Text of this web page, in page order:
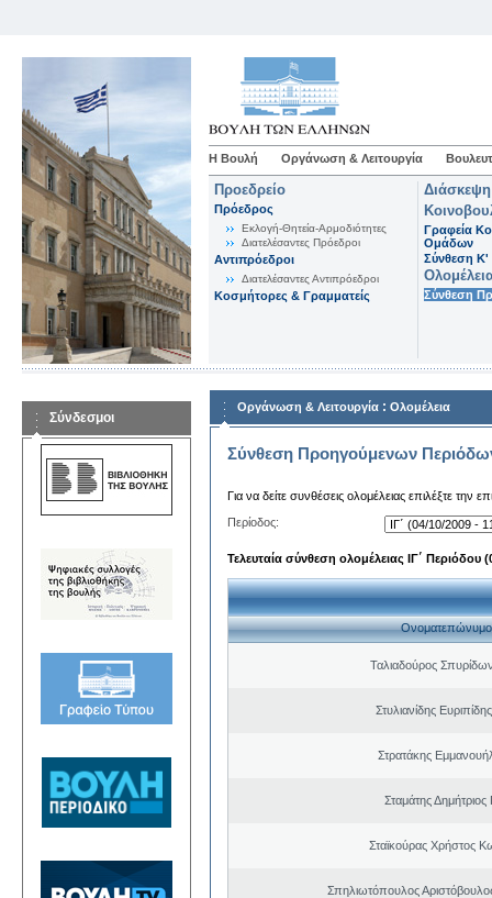
Η Βουλή Οργάνωση & Λειτουργία
Προεδρείο
Πρόεδρος
Εκλογή-Θητεία-Αρμοδιότητες
Διατελέσαντες Πρόεδροι
Αντιπρόεδροι
Διατελέσαντες Αντιπρόεδροι
Κοσμήτορες & Γραμματείς
Γραφεία
Ομάδων
Σύνθεση K'
Σύνθεση
Σύνδεσμοι
Οργάνωση & Λειτουργία : Ολομέλεια
Σύνθεση Προηγούμενων
Για να δείτε συνθέσεις ολομέλειας επιλέξτε την
Περίοδος:
Τελευταία σύνθεση ολομέλειας ΙΓ΄ Περιόδου
Ονοματεπώνυμο
Ταλιαδούρος
Στυλιανίδης
Στρατάκης
Σταμάτης Δημήτριος
Σταϊκούρας Χρήστος
Σπηλιωτόπουλος